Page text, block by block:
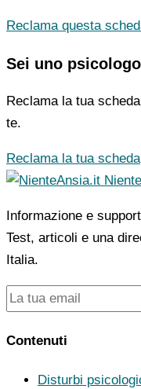
Reclama questa
Sei uno
Reclama la tua
te.
Reclama la tua scheda
Informazione e
Test, articoli e una
Italia.
Contenuti
Disturbi